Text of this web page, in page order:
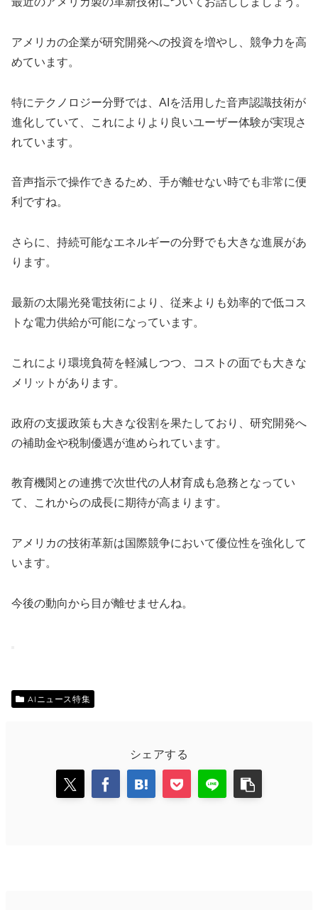
アメリカの企業が研究開発への投資を増やし、競争力を高
めています。
特にテクノロジー分野では、AIを活用した音声認識技術が
進化していて、これによりより良いユーザー体験が実現さ
れています。
音声指示で操作できるため、手が離せない時でも非常に便
利ですね。
さらに、持続可能なエネルギーの分野でも大きな進展があ
ります。
最新の太陽光発電技術により、従来よりも効率的で低コス
トな電力供給が可能になっています。
これにより環境負荷を軽減しつつ、コストの面でも大きな
メリットがあります。
政府の支援政策も大きな役割を果たしており、研究開発へ
の補助金や税制優遇が進められています。
教育機関との連携で次世代の人材育成も急務となってい
て、これからの成長に期待が高まります。
アメリカの技術革新は国際競争において優位性を強化して
います。
今後の動向から目が離せませんね。
AIニュース特集
シェアする